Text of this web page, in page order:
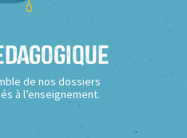
de nos dossiers
à l’enseignement.